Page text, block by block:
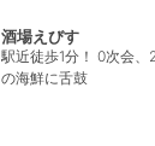
酒場えびす
駅近徒歩1分！ 0次会
の海鮮に舌鼓